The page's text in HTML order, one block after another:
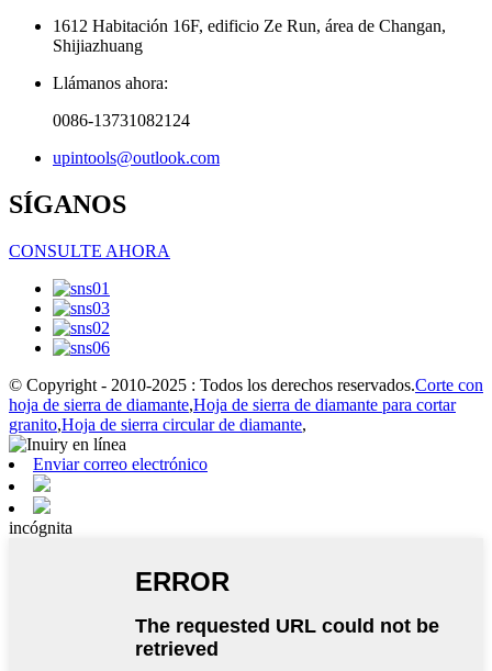
1612 Habitación 16F, edificio Ze Run, área de Changan,
Shijiazhuang
Llámanos ahora:
0086-13731082124
upintools@outlook.com
SÍGANOS
CONSULTE AHORA
© Copyright - 2010-2025 : Todos los derechos reservados.Corte con
hoja de sierra de diamante,Hoja de sierra de diamante para cortar
granito,Hoja de sierra circular de diamante,
Enviar correo electrónico
incógnita